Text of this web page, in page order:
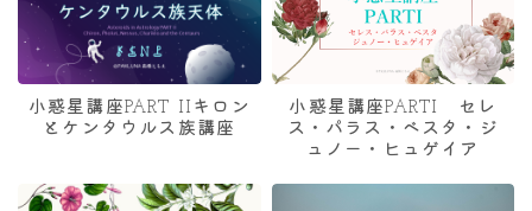
小惑星講座PART IIキロン
とケンタウルス族講座
小惑星講座PARTI セレ
ス・パラス・ベスタ・ジ
ュノー・ヒュゲイア